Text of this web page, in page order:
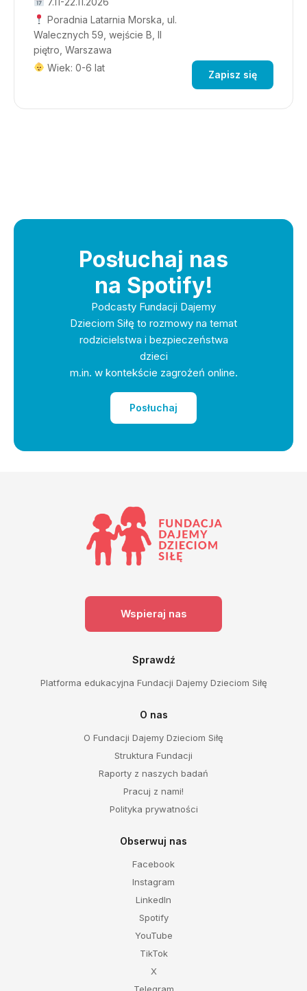
Poradnia Latarnia Morska, ul.
Walecznych 59, wejście B, II
piętro, Warszawa
Wiek: 0-6 lat
Zapisz się
Posłuchaj nas
na Spotify!
Podcasty Fundacji Dajemy
Dzieciom Siłę to rozmowy na temat
rodzicielstwa i bezpieczeństwa
dzieci
m.in. w kontekście zagrożeń online.
Posłuchaj
Wspieraj nas
Sprawdź
Platforma edukacyjna Fundacji Dajemy Dzieciom Siłę
O nas
O Fundacji Dajemy Dzieciom Siłę
Struktura Fundacji
Raporty z naszych badań
Pracuj z nami!
Polityka prywatności
Obserwuj nas
Facebook
Instagram
LinkedIn
Spotify
YouTube
TikTok
X